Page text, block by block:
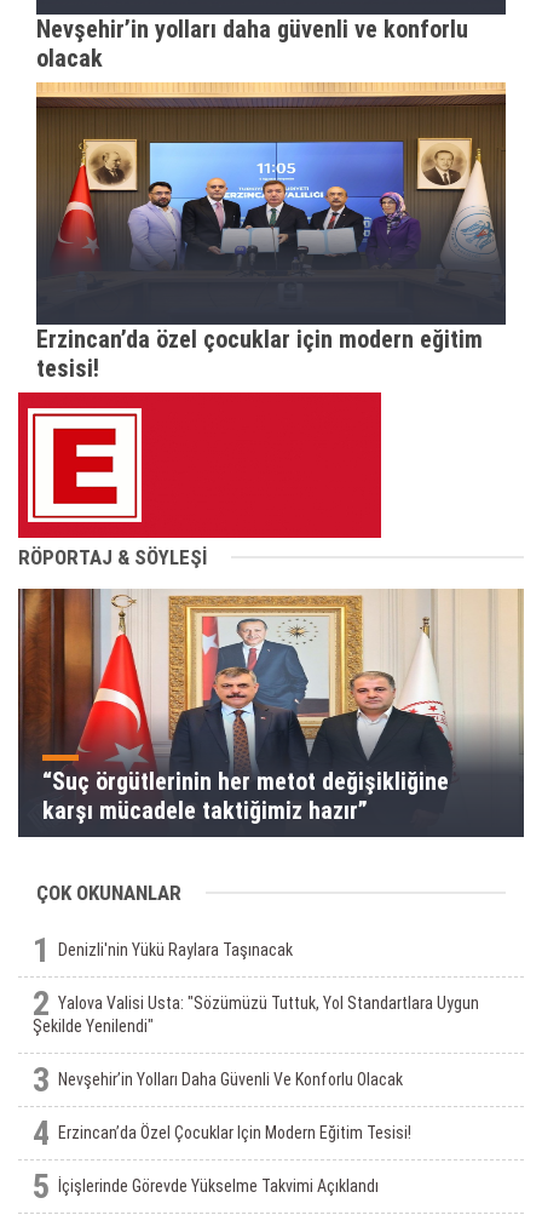
Nevşehir’in yolları daha güvenli ve konforlu
olacak
Erzincan’da özel çocuklar için modern eğitim
tesisi!
RÖPORTAJ & SÖYLEŞİ
“Suç örgütlerinin her metot değişikliğine
karşı mücadele taktiğimiz hazır”
ÇOK OKUNANLAR
1 Denizli'nin Yükü Raylara Taşınacak
2 Yalova Valisi Usta: "Sözümüzü Tuttuk, Yol Standartlara Uygun
Şekilde Yenilendi"
3 Nevşehir’in Yolları Daha Güvenli Ve Konforlu Olacak
4 Erzincan’da Özel Çocuklar Için Modern Eğitim Tesisi!
5 İçişlerinde Görevde Yükselme Takvimi Açıklandı